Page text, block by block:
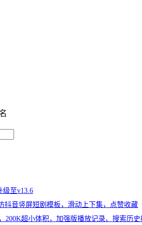
级至v13.6
抖音竖屏短剧模板，滑动上下集，点赞收藏
200K超小体积，加强版播放记录、搜索历史